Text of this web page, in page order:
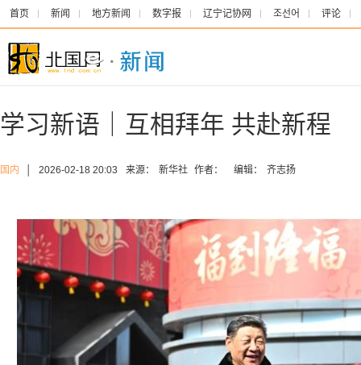
首页 新闻 地方新闻 数字报 辽宁记协网 조선어 评论
学习新语｜互相拜年 共赴新程
国内 2026-02-18 20:03 来源： 新华社 作者： 编辑： 齐志扬